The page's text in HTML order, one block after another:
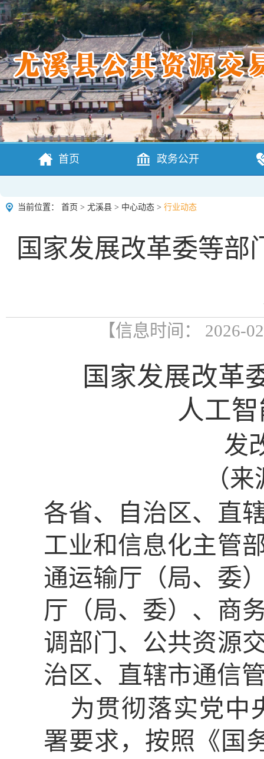
首页 政务公开
当前位置： 首页 > 尤溪县 > 中心动态 > 行业动态
国家发展改革委等部
【信息时间： 2026-
国家发展改革
人工
发
（
各省、自治区、直
工业和信息化主管
通运输厅（局、委
厅（局、委）、商
调部门、公共资源
治区、直辖市通信
为贯彻落实党中
署要求，按照《国